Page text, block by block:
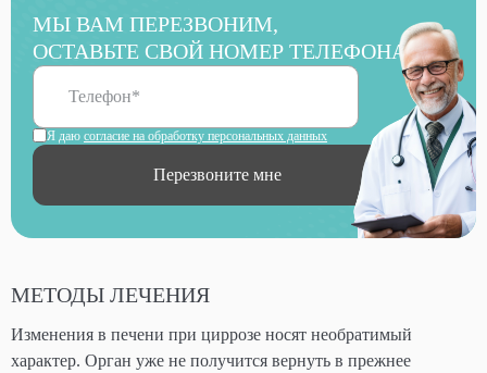
МЫ ВАМ ПЕРЕЗВОНИМ,
ОСТАВЬТЕ СВОЙ НОМЕР ТЕЛЕФОНА
Я даю согласие на обработку персональных данных
Перезвоните мне
МЕТОДЫ ЛЕЧЕНИЯ
Изменения в печени при циррозе носят необратимый
характер. Орган уже не получится вернуть в прежнее